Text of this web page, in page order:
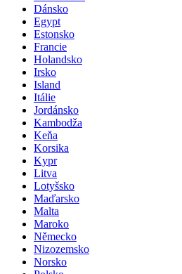
Dánsko
Egypt
Estonsko
Francie
Holandsko
Irsko
Island
Itálie
Jordánsko
Kambodža
Keňa
Korsika
Kypr
Litva
Lotyšsko
Maďarsko
Malta
Maroko
Německo
Nizozemsko
Norsko